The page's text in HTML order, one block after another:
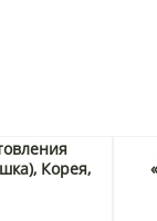
Корея,